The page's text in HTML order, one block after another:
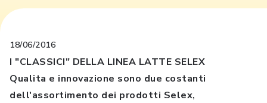
18/06/2016
I "CLASSICI" DELLA LINEA LATTE SELEX
Qualita e innovazione sono due costanti
dell'assortimento dei prodotti Selex,